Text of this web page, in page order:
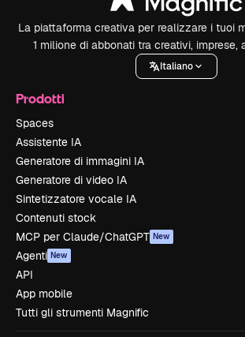
La piattaforma creativa per realizzare i tuoi
1 milione di abbonati tra creativi, imprese,
Italiano
Prodotti
Spaces
Assistente IA
Generatore di immagini IA
Generatore di video IA
Sintetizzatore vocale IA
Contenuti stock
MCP per Claude/ChatGPT New
Agenti New
API
App mobile
Tutti gli strumenti Magnific